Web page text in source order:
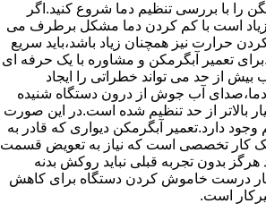
را با بررسی تنظیم دما شروع کنید.اگر
زیاد است با کم کردن دما مشکل برطرف می
حرارت نیز همچنان زیاد باشد،باید سریع
تعمیر آبگرمکن و مشاوره با یک حرفه ای
از حد می تواند خطراتی را ایجاد
دما،صدای آب جوش از درون دستگاه شنیده
بالاتر از حد تنظیم شده است.در این صورت
دارد.تعمیر آبگرمکن دیواری که قادر به
کار تخصصی است که نیاز به تعویض قسمت
هرگز بدون تجربه قبلی نباید روکش بدنه
کار درست خاموش کردن دستگاه برای کاهش
است.